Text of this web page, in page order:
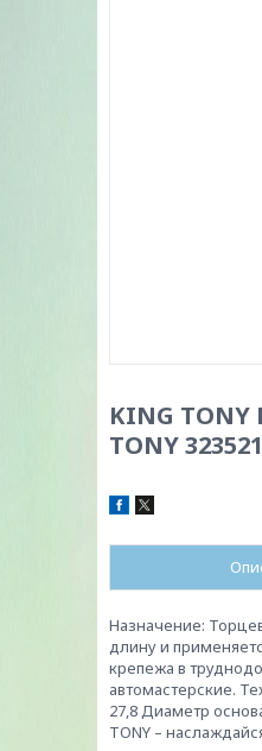
KING
TONY
Назначение:
длину и
крепежа в
автомастерские.
27,8 Диаметр
TONY –